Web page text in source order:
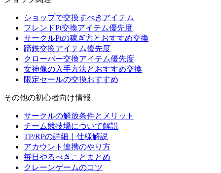
ショップで交換すべきアイテム
フレンドPt交換アイテム優先度
サークルPtの稼ぎ方とおすすめ交換
蹄鉄交換アイテム優先度
クローバー交換アイテム優先度
女神像の入手方法とおすすめ交換
限定セールの交換おすすめ
その他の初心者向け情報
サークルの解放条件とメリット
チーム競技場について解説
TP/RPの詳細｜仕様解説
アカウント連携のやり方
毎日やるべきことまとめ
クレーンゲームのコツ